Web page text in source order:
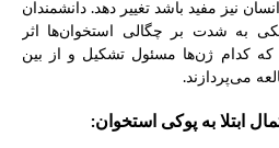
نیز مفید باشد تغییر دهد. دانشمندان
به شدت بر چگالی استخوان‌ها اثر
که کدام ژن‌ها مسئول تشکیل و از بین
می‌پردازند.
ابتلا به پوکی استخوان: